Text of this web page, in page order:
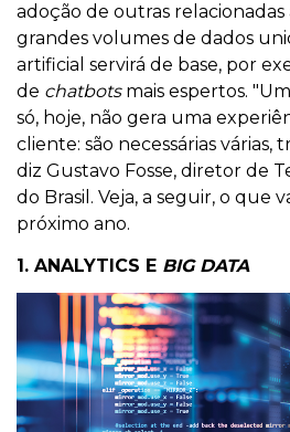
adoção de outras relacionadas
grandes volumes de dados
artificial servirá de base, por
de chatbotsmais espertos.
só, hoje, não gera uma
cliente: são necessárias várias,
diz Gustavo Fosse, diretor de
do Brasil. Veja, a seguir, o que
próximo ano.
1. ANALYTICS E BIG DATA